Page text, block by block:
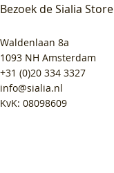
Bezoek de Sialia Store
Waldenlaan 8a
1093 NH Amsterdam
+31 (0)20 334 3327
info@sialia.nl
KvK: 08098609